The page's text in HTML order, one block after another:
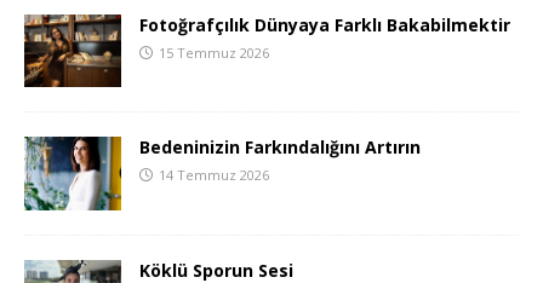
Fotoğrafçılık Dünyaya Farklı Bakabilmektir
15 Temmuz 2026
Bedeninizin Farkındalığını Artırın
14 Temmuz 2026
Köklü Sporun Sesi